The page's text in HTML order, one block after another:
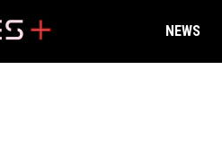
NEWS